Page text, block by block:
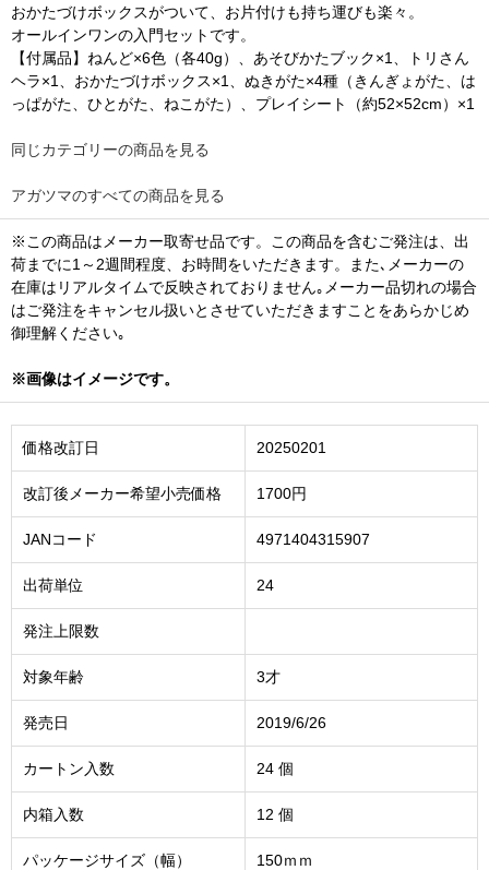
おかたづけボックスがついて、お片付けも持ち運びも楽々。
オールインワンの入門セットです。
【付属品】ねんど×6色（各40g）、あそびかたブック×1、トリさん
ヘラ×1、おかたづけボックス×1、ぬきがた×4種（きんぎょがた、は
っぱがた、ひとがた、ねこがた）、プレイシート（約52×52cm）×1
同じカテゴリーの商品を見る
アガツマのすべての商品を見る
※この商品はメーカー取寄せ品です。この商品を含むご発注は、出
荷までに1～2週間程度、お時間をいただきます。また､メーカーの
在庫はリアルタイムで反映されておりません｡メーカー品切れの場合
はご発注をキャンセル扱いとさせていただきますことをあらかじめ
御理解ください｡
※画像はイメージです。
価格改訂日 20250201
改訂後メーカー希望小売価格 1700円
JANコード 4971404315907
出荷単位 24
発注上限数
対象年齢 3才
発売日 2019/6/26
カートン入数 24 個
内箱入数 12 個
パッケージサイズ（幅） 150ｍｍ